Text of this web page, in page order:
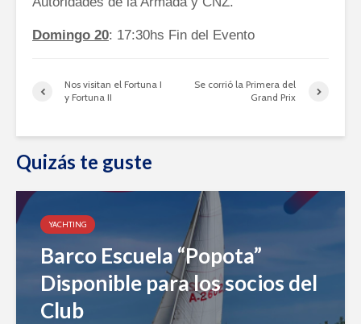
Domingo 20: 17:30hs Fin del Evento
Nos visitan el Fortuna I
y Fortuna II
Se corrió la Primera del
Grand Prix
Quizás te guste
YACHTING
Barco Escuela “Popota”
Disponible para los socios del
Club